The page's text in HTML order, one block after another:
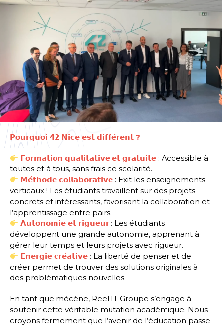
𝗣𝗼𝘂𝗿𝗾𝘂𝗼𝗶 𝟰𝟮 𝗡𝗶𝗰𝗲 𝗲𝘀𝘁 𝗱𝗶𝗳𝗳𝗲́𝗿𝗲𝗻𝘁 ?
𝗙𝗼𝗿𝗺𝗮𝘁𝗶𝗼𝗻 𝗾𝘂𝗮𝗹𝗶𝘁𝗮𝘁𝗶𝘃𝗲 𝗲𝘁 𝗴𝗿𝗮𝘁𝘂𝗶𝘁𝗲 : Accessible à
toutes et à tous, sans frais de scolarité.
𝗠𝗲́𝘁𝗵𝗼𝗱𝗲 𝗰𝗼𝗹𝗹𝗮𝗯𝗼𝗿𝗮𝘁𝗶𝘃𝗲 : Exit les enseignements
verticaux ! Les étudiants travaillent sur des projets
concrets et intéressants, favorisant la collaboration et
l’apprentissage entre pairs.
𝗔𝘂𝘁𝗼𝗻𝗼𝗺𝗶𝗲 𝗲𝘁 𝗿𝗶𝗴𝘂𝗲𝘂𝗿: Les étudiants
développent une grande autonomie, apprenant à
gérer leur temps et leurs projets avec rigueur.
𝗘́𝗻𝗲𝗿𝗴𝗶𝗲 𝗰𝗿𝗲́𝗮𝘁𝗶𝘃𝗲 : La liberté de penser et de
créer permet de trouver des solutions originales à
des problématiques nouvelles.
En tant que mécène, Reel IT Groupe s’engage à
soutenir cette véritable mutation académique. Nous
croyons fermement que l’avenir de l’éducation passe